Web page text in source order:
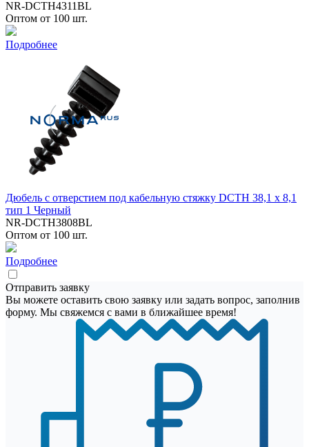
NR-DCTH4311BL
Оптом от 100 шт.
Подробнее
Дюбель с отверстием под кабельную стяжку DCTH 38,1 x 8,1
тип 1 Черный
NR-DCTH3808BL
Оптом от 100 шт.
Подробнее
Отправить заявку
Вы можете оставить свою заявку или задать вопрос, заполнив
форму. Мы свяжемся с вами в ближайшее время!